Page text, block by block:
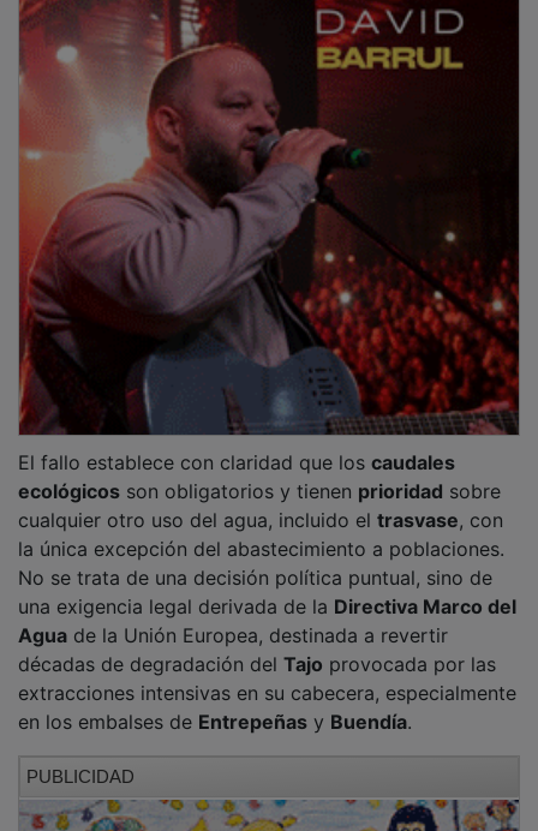
El fallo establece con claridad que los caudales
ecológicos son obligatorios y tienen prioridad sobre
cualquier otro uso del agua, incluido el trasvase, con
la única excepción del abastecimiento a poblaciones.
No se trata de una decisión política puntual, sino de
una exigencia legal derivada de la Directiva Marco del
Agua de la Unión Europea, destinada a revertir
décadas de degradación del Tajo provocada por las
extracciones intensivas en su cabecera, especialmente
en los embalses de Entrepeñas y Buendía.
PUBLICIDAD